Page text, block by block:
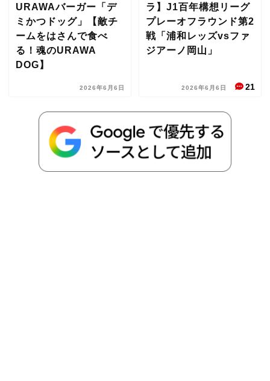
URAWAバーガー「デ
ミかつドッグ」【敵チ
ームをはさんで食べ
る！魂のURAWA
DOG】
2026年6月6日
ラ】J1百年構想リーグ
プレーオフラウンド第2
戦「浦和レッズvsファ
ジアーノ岡山」
2026年6月6日 21